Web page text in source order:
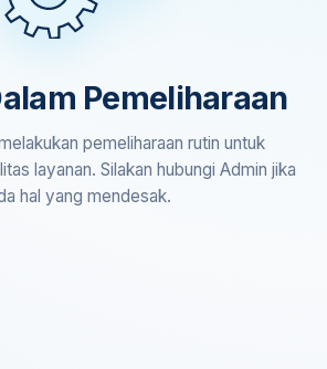
Pemeliharaan
pemeliharaan rutin untuk
layanan. Silakan hubungi Admin jika
hal yang mendesak.